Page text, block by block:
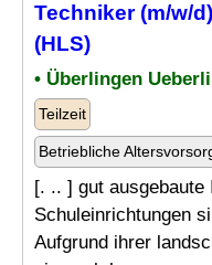
Techniker(m/w/
(HLS)
• Überlingen
Teilzeit
Betriebliche
[. .. ] gut
Schuleinrichtungen
Aufgrund ihrer